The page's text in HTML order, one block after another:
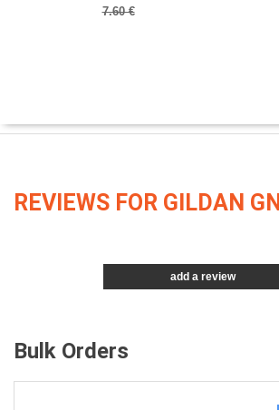
7.60 €
REVIEWS FOR GILDAN
add a review
Bulk Orders